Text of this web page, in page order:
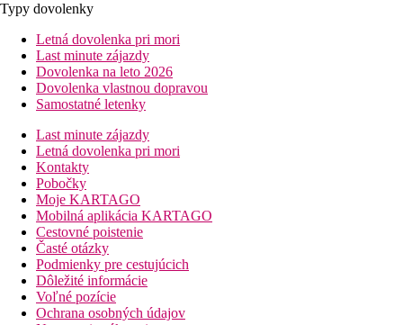
Typy dovolenky
Letná dovolenka pri mori
Last minute zájazdy
Dovolenka na leto 2026
Dovolenka vlastnou dopravou
Samostatné letenky
Last minute zájazdy
Letná dovolenka pri mori
Kontakty
Pobočky
Moje KARTAGO
Mobilná aplikácia KARTAGO
Cestovné poistenie
Časté otázky
Podmienky pre cestujúcich
Dôležité informácie
Voľné pozície
Ochrana osobných údajov